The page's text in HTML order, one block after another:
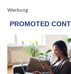
Werbung